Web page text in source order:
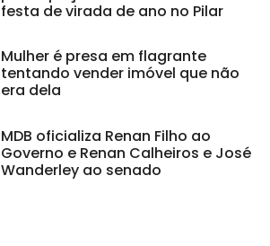
festa de virada de ano no Pilar
Mulher é presa em flagrante
tentando vender imóvel que não
era dela
MDB oficializa Renan Filho ao
Governo e Renan Calheiros e José
Wanderley ao senado